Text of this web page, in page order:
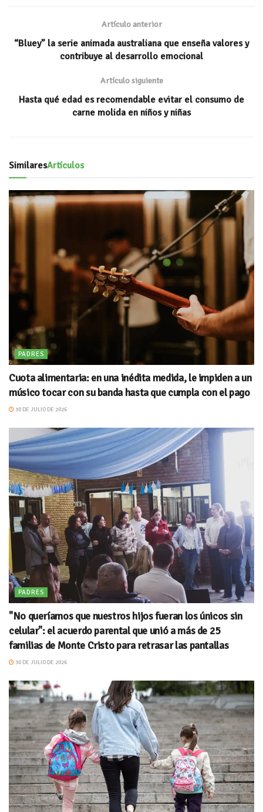
p
ti
r
Artículo anterior
“Bluey” la serie animada australiana que enseña valores y
contribuye al desarrollo emocional
Artículo siguiente
Hasta qué edad es recomendable evitar el consumo de
carne molida en niños y niñas
SimilaresArtículos
PADRES
Cuota alimentaria: en una inédita medida, le impiden a un
músico tocar con su banda hasta que cumpla con el pago
30 DE JULIO DE 2026
PADRES
"No queríamos que nuestros hijos fueran los únicos sin
celular": el acuerdo parental que unió a más de 25
familias de Monte Cristo para retrasar las pantallas
30 DE JULIO DE 2026